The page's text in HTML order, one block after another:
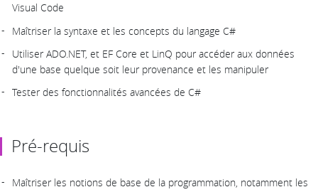
Visual Code
Maîtriser la syntaxe et les concepts du langage C#
Utiliser ADO.NET, et EF Core et LinQ pour accéder aux données
d'une base quelque soit leur provenance et les manipuler
Tester des fonctionnalités avancées de C#
Pré-requis
Maîtriser les notions de base de la programmation, notamment les